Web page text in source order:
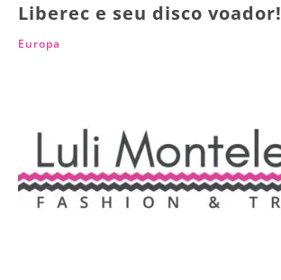
Liberec e seu disco voador!
Europa